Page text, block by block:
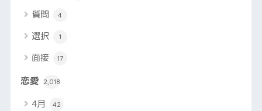
質問 4
選択 1
面接 17
恋愛 2,018
4月 42